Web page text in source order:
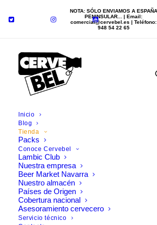
NOTA: SÓLO ENVIAMOS A ESPAÑA
PENINSULAR... | Email:
comercial@cervebel.es | Teléfono:
948 54 22 65
Inicio
Blog
Tienda
Packs
Conoce Cervebel
Lambic Club
Nuestra empresa
Beer Market Navarra
Nuestro almacén
Países de Origen
Cobertura nacional
Asesoramiento cervecero
Servicio técnico
Comprar
Encontrarás más
cervezas en